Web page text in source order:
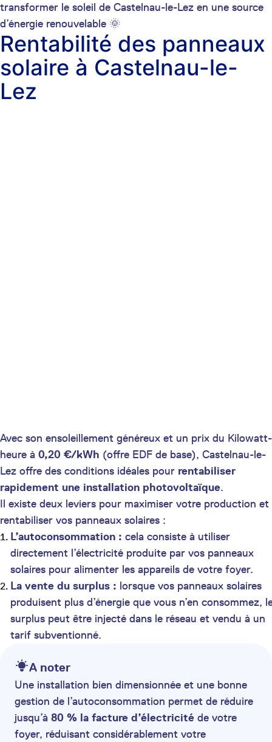
transformer le soleil de Castelnau-le-Lez en une source
d’énergie renouvelable 🌞
Rentabilité des panneaux
solaire à Castelnau-le-
Lez
Avec son ensoleillement généreux et un prix du Kilowatt-
heure à 0,20 €/kWh (offre EDF de base), Castelnau-le-
Lez offre des conditions idéales pour rentabiliser
rapidement une installation photovoltaïque.
Il existe deux leviers pour maximiser votre production et
rentabiliser vos panneaux solaires :
L’autoconsommation : cela consiste à utiliser
directement l’électricité produite par vos panneaux
solaires pour alimenter les appareils de votre foyer.
La vente du surplus : lorsque vos panneaux solaires
produisent plus d’énergie que vous n’en consommez,
surplus peut être injecté dans le réseau et vendu à un
tarif subventionné.
A noter
Une installation bien dimensionnée et une bonne
gestion de l’autoconsommation permet de réduire
jusqu’à 80 % la facture d’électricité de votre
foyer, réduisant considérablement votre